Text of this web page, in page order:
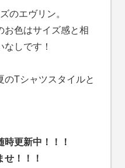
のエヴリン。
お色はサイズ感と相
なしです！
のTシャツスタイルと
更新中！！！
！！！